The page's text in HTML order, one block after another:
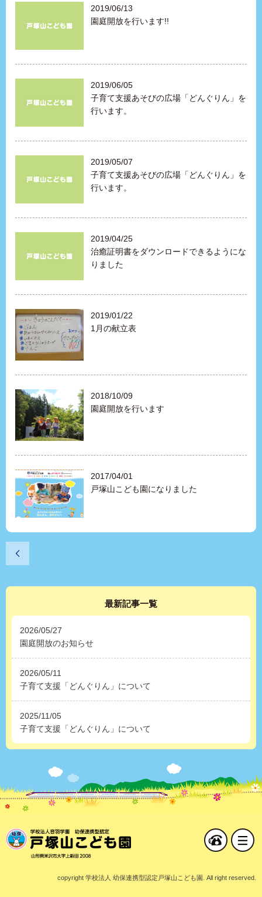
2019/06/13
園庭開放を行います!!
2019/06/05
子育て支援あそびの広場「どんぐりん」を
行います。
2019/05/07
子育て支援あそびの広場「どんぐりん」を
行います。
2019/04/25
治癒証明書をダウンロードできるようにな
りました
2019/01/22
1月の献立表
2018/10/09
園庭開放を行います
2017/04/01
戸塚山こども園になりました
最新記事一覧
2026/05/27
園庭開放のお知らせ
2026/05/11
子育て支援「どんぐりん」について
2025/11/05
子育て支援「どんぐりん」について
copyright 学校法人 幼保連携型認定戸塚山こども園. All right reserved.